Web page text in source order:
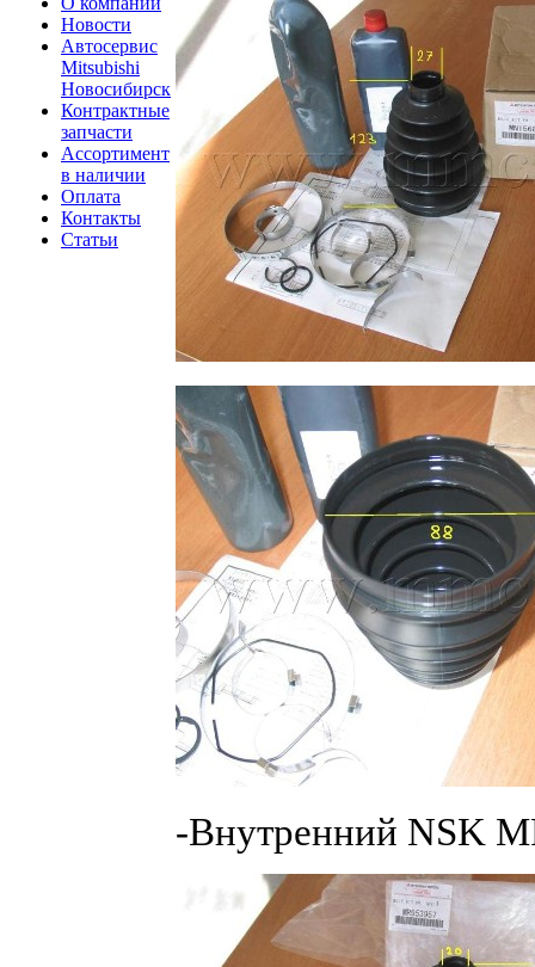
Новости
Автосервис
Mitsubishi
Новосибирск
Контрактные
запчасти
Ассортимент
в наличии
Оплата
Контакты
Статьи
-Внутренний NSK